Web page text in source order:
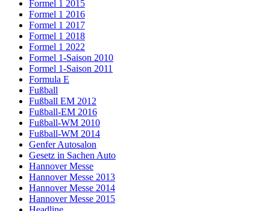
Formel 1 2015
Formel 1 2016
Formel 1 2017
Formel 1 2018
Formel 1 2022
Formel 1-Saison 2010
Formel 1-Saison 2011
Formula E
Fußball
Fußball EM 2012
Fußball-EM 2016
Fußball-WM 2010
Fußball-WM 2014
Genfer Autosalon
Gesetz in Sachen Auto
Hannover Messe
Hannover Messe 2013
Hannover Messe 2014
Hannover Messe 2015